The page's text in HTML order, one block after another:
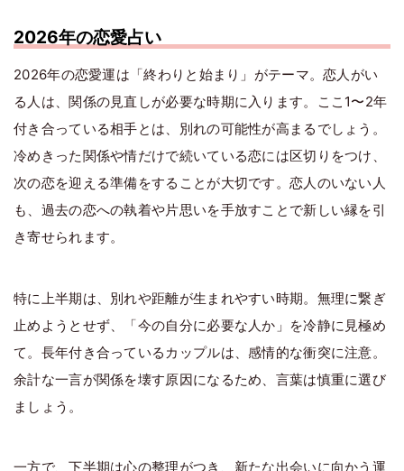
2026年の恋愛占い
2026年の恋愛運は「終わりと始まり」がテーマ。恋人がい
る人は、関係の見直しが必要な時期に入ります。ここ1〜2年
付き合っている相手とは、別れの可能性が高まるでしょう。
冷めきった関係や情だけで続いている恋には区切りをつけ、
次の恋を迎える準備をすることが大切です。恋人のいない人
も、過去の恋への執着や片思いを手放すことで新しい縁を引
き寄せられます。
特に上半期は、別れや距離が生まれやすい時期。無理に繋ぎ
止めようとせず、「今の自分に必要な人か」を冷静に見極め
て。長年付き合っているカップルは、感情的な衝突に注意。
余計な一言が関係を壊す原因になるため、言葉は慎重に選び
ましょう。
一方で、下半期は心の整理がつき、新たな出会いに向かう運